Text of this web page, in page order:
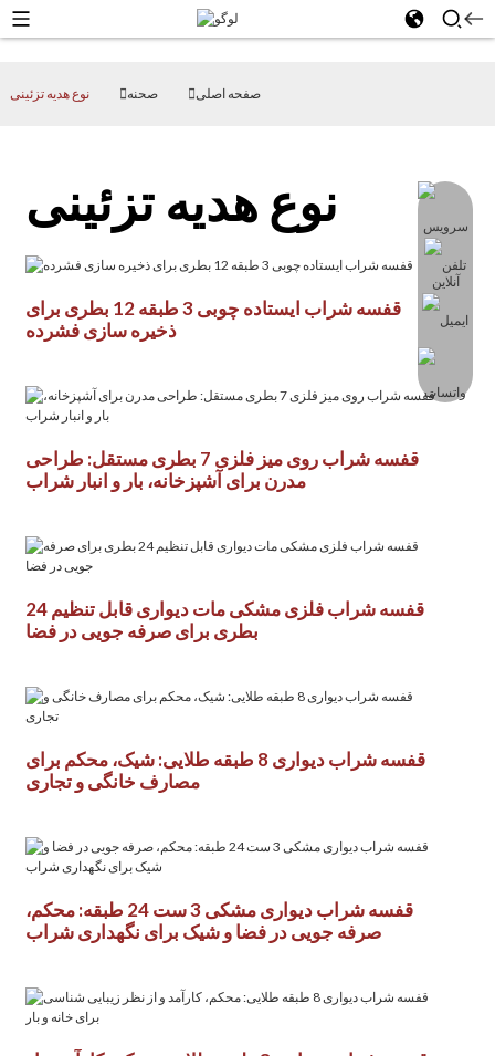
صفحه اصلی صحنه نوع هدیه تزئینی
نوع هدیه تزئینی
قفسه شراب ایستاده چوبی 3 طبقه 12 بطری برای
ذخیره سازی فشرده
قفسه شراب روی میز فلزی 7 بطری مستقل: طراحی
مدرن برای آشپزخانه، بار و انبار شراب
قفسه شراب فلزی مشکی مات دیواری قابل تنظیم 24
بطری برای صرفه جویی در فضا
قفسه شراب دیواری 8 طبقه طلایی: شیک، محکم برای
مصارف خانگی و تجاری
قفسه شراب دیواری مشکی 3 ست 24 طبقه: محکم،
صرفه جویی در فضا و شیک برای نگهداری شراب